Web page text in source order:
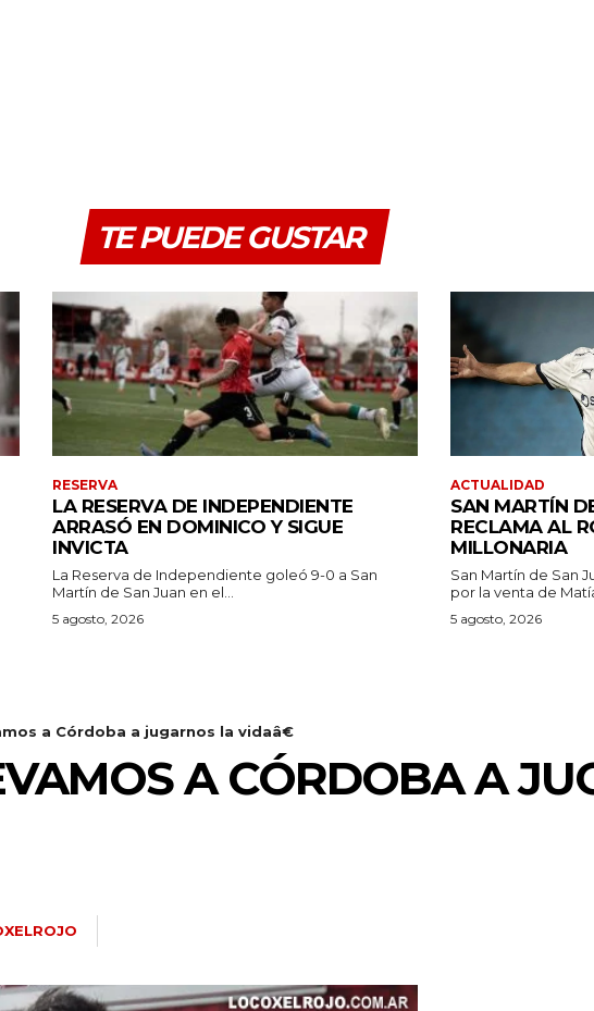
TE PUEDE GUSTAR
RESERVA
LA RESERVA DE INDEPENDIENTE
ARRASÓ EN DOMINICO Y SIGUE
INVICTA
La Reserva de Independiente goleó 9-0 a San
Martín de San Juan en el...
5 agosto, 2026
ACTUALIDAD
SAN MARTÍN
RECLAMA AL
MILLONARIA
San Martín de San
por la venta de
5 agosto, 2026